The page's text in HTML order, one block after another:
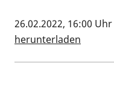
26.02.2022, 16:00 Uhr
herunterladen